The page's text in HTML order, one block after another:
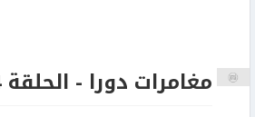
مغامرات دورا - الحلقة 74